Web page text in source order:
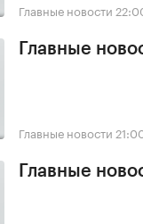
Главные новости
Главные
Главные новости
Главные